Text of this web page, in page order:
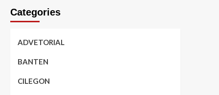
Categories
ADVETORIAL
BANTEN
CILEGON